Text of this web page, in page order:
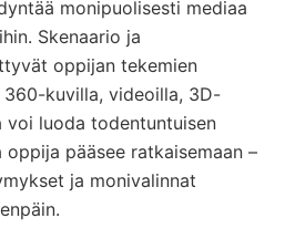
monipuolisesti mediaa
Skenaario ja
oppijan tekemien
kuvilla, videoilla, 3D-
voi luoda todentuntuisen
pääsee ratkaisemaan –
ja monivalinnat